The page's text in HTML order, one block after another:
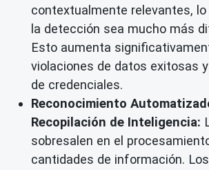
contextualmente relevantes, lo
la detección sea mucho más
Esto aumenta
violaciones de datos exitosas
de credenciales.
Reconocimiento
Recopilación de Inteligencia:
sobresalen en el
cantidades de información.